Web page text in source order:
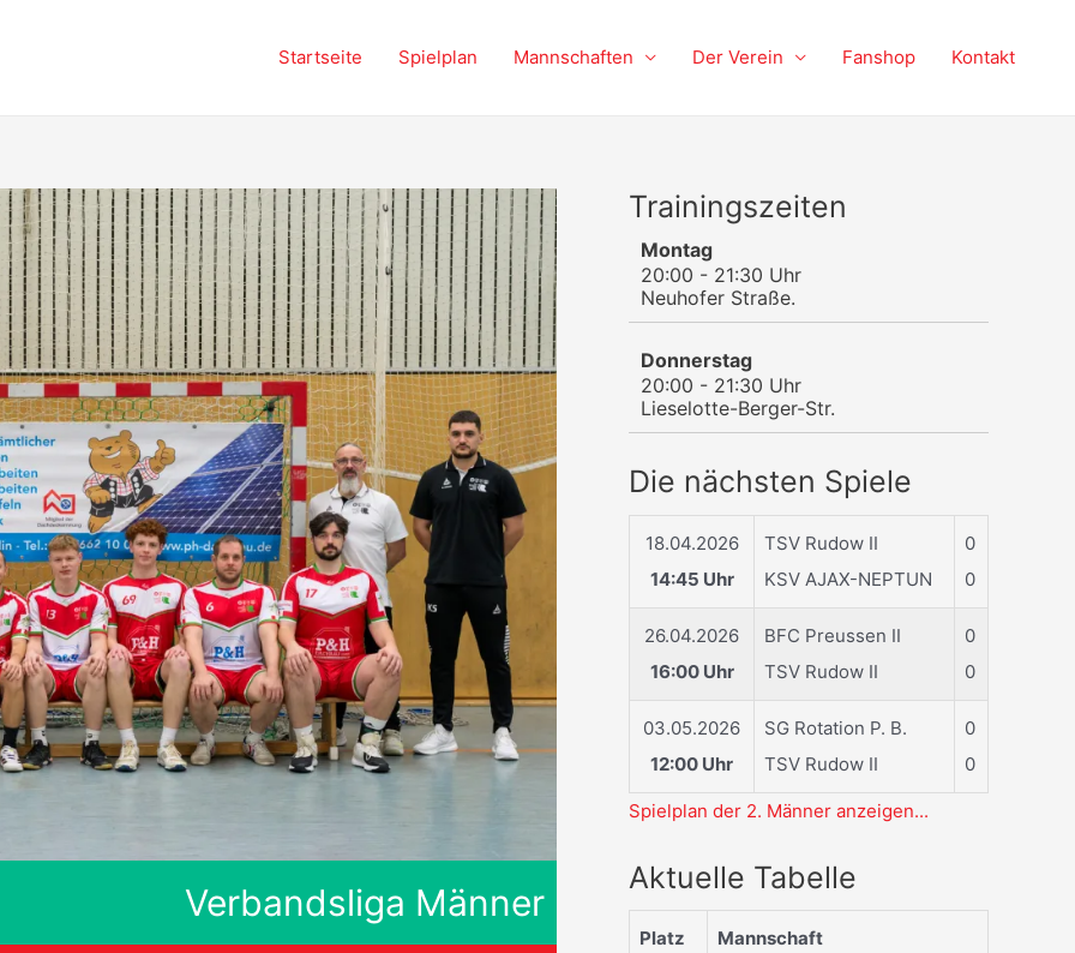
Startseite Spielplan Mannschaften Der Verein Fanshop Kontakt
Verbandsliga Männer
Trainingszeiten
Montag
20:00 - 21:30 Uhr
Neuhofer Straße.
Donnerstag
20:00 - 21:30 Uhr
Lieselotte-Berger-Str.
Die nächsten Spiele
18.04.2026
14:45 Uhr
TSV Rudow II
KSV AJAX-NEPTUN
0
0
26.04.2026
16:00 Uhr
BFC Preussen II
TSV Rudow II
0
0
03.05.2026
12:00 Uhr
SG Rotation P. B.
TSV Rudow II
0
0
Spielplan der 2. Männer anzeigen...
Aktuelle Tabelle
Platz Mannschaft